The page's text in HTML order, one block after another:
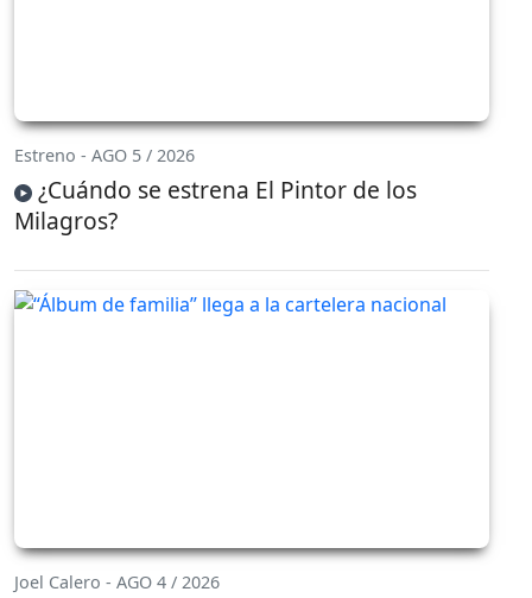
Estreno - AGO 5 / 2026
¿Cuándo se estrena El Pintor de los
Milagros?
Joel Calero - AGO 4 / 2026